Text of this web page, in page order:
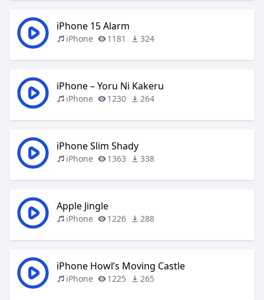
iPhone 15 Alarm
iPhone 1181 324
iPhone – Yoru Ni Kakeru
iPhone 1230 264
iPhone Slim Shady
iPhone 1363 338
Apple Jingle
iPhone 1226 288
iPhone Howl’s Moving Castle
iPhone 1225 265